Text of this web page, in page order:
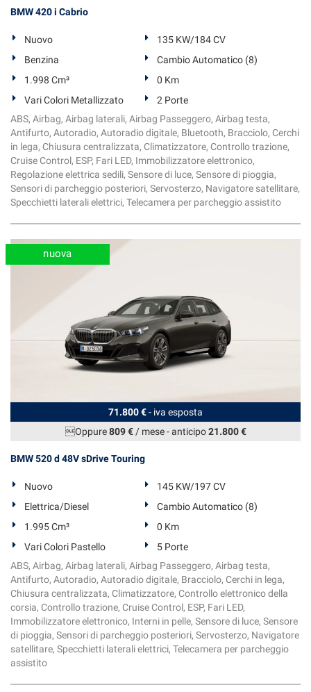
BMW 420 i Cabrio
Nuovo
135 KW/184 CV
Benzina
Cambio Automatico (8)
1.998 Cm³
0 Km
Vari Colori Metallizzato
2 Porte
ABS, Airbag, Airbag laterali, Airbag Passeggero, Airbag testa,
Antifurto, Autoradio, Autoradio digitale, Bluetooth, Bracciolo, Cerchi
in lega, Chiusura centralizzata, Climatizzatore, Controllo trazione,
Cruise Control, ESP, Fari LED, Immobilizzatore elettronico,
Regolazione elettrica sedili, Sensore di luce, Sensore di pioggia,
Sensori di parcheggio posteriori, Servosterzo, Navigatore satellitare,
Specchietti laterali elettrici, Telecamera per parcheggio assistito
71.800 €- iva esposta
Oppure809 €/ mese-anticipo21.800 €
nuova
BMW 520 d 48V sDrive Touring
Nuovo
145 KW/197 CV
Elettrica/Diesel
Cambio Automatico (8)
1.995 Cm³
0 Km
Vari Colori Pastello
5 Porte
ABS, Airbag, Airbag laterali, Airbag Passeggero, Airbag testa,
Antifurto, Autoradio, Autoradio digitale, Bracciolo, Cerchi in lega,
Chiusura centralizzata, Climatizzatore, Controllo elettronico della
corsia, Controllo trazione, Cruise Control, ESP, Fari LED,
Immobilizzatore elettronico, Interni in pelle, Sensore di luce, Sensore
di pioggia, Sensori di parcheggio posteriori, Servosterzo, Navigatore
satellitare, Specchietti laterali elettrici, Telecamera per parcheggio
assistito